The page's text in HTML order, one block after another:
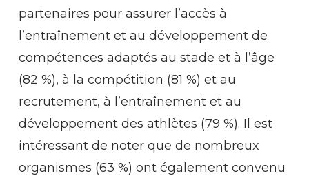
partenaires pour assurer l’accès à
l’entraînement et au développement de
compétences adaptés au stade et à l’âge
(82 %), à la compétition (81 %) et au
recrutement, à l’entraînement et au
développement des athlètes (79 %). Il est
intéressant de noter que de nombreux
organismes (63 %) ont également convenu